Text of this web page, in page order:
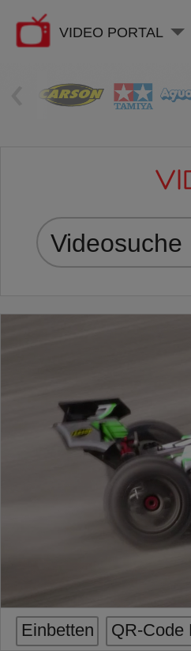
VIDEO PORTAL
Einbetten QR-Code